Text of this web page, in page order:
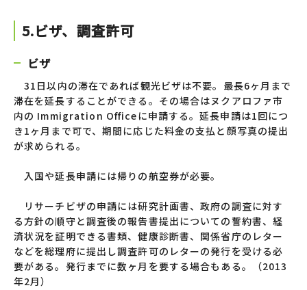
5.ビザ、調査許可
ビザ
31日以内の滞在であれば観光ビザは不要。最長6ヶ月まで
滞在を延長することができる。その場合はヌクアロファ市
内の Immigration Officeに申請する。延長申請は1回につ
き1ヶ月まで可で、期間に応じた料金の支払と顔写真の提出
が求められる。
入国や延長申請には帰りの航空券が必要。
リサーチビザの申請には研究計画書、政府の調査に対す
る方針の順守と調査後の報告書提出についての誓約書、経
済状況を証明できる書類、健康診断書、関係省庁のレター
などを総理府に提出し調査許可のレターの発行を受ける必
要がある。発行までに数ヶ月を要する場合もある。（2013
年2月）